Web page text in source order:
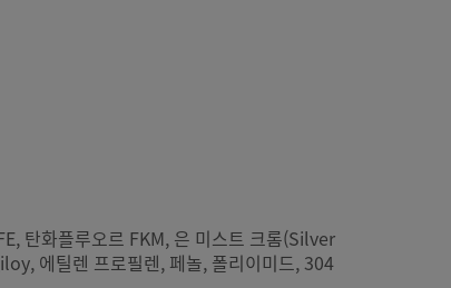
탄화플루오르 FKM, 은 미스트 크롬(Silver
에틸렌 프로필렌, 페놀, 폴리이미드, 304